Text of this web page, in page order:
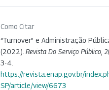
Como Citar
“Turnover” e Administração
(2022). Revista Do Serviço Público 2
3-4.
https://revista.enap.gov.br/
SP/article/view/6673